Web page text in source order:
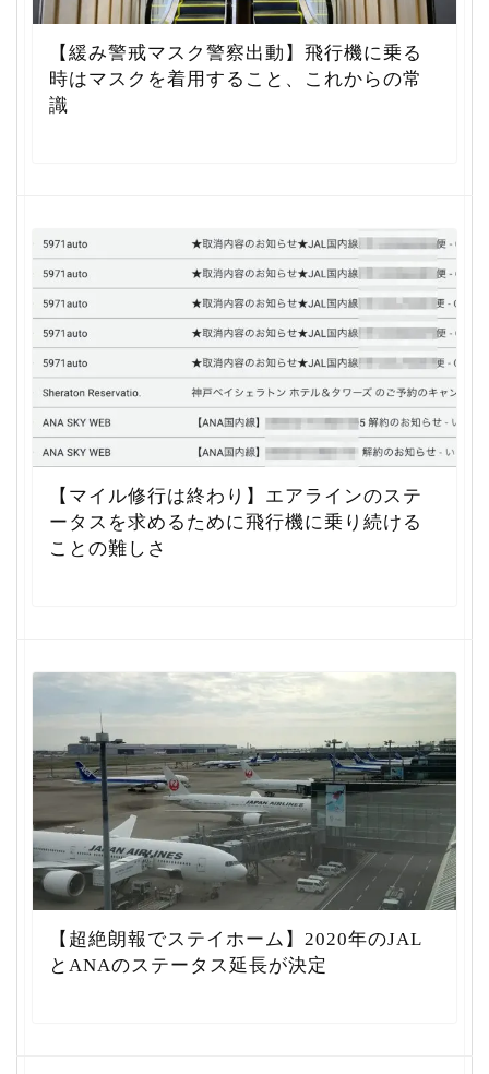
【緩み警戒マスク警察出動】飛行機に乗る
時はマスクを着用すること、これからの常
識
【マイル修行は終わり】エアラインのステ
ータスを求めるために飛行機に乗り続ける
ことの難しさ
【超絶朗報でステイホーム】2020年のJAL
とANAのステータス延長が決定